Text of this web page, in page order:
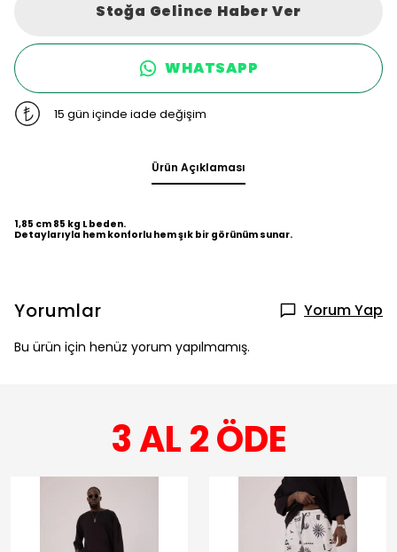
Stoğa Gelince Haber Ver
WHATSAPP
15 gün içinde iade değişim
Ürün Açıklaması
1,85 cm 85 kg L beden.
Detaylarıyla hem konforlu hem şık bir görünüm sunar.
Yorumlar Yorum Yap
Bu ürün için henüz yorum yapılmamış.
3 AL 2 ÖDE